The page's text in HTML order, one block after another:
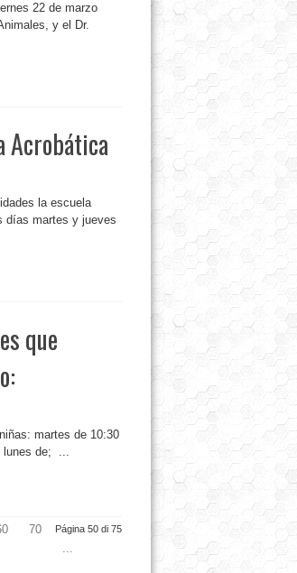
22 de marzo
y el Dr.
Acrobática
la escuela
días martes y jueves
que
martes de 10:30
lunes de; ...
Página 50 di 75
70
...